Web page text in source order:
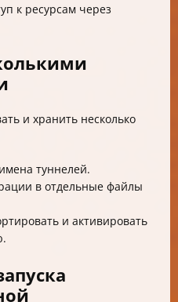
к ресурсам через
и хранить несколько
туннелей.
в отдельные файлы
и активировать